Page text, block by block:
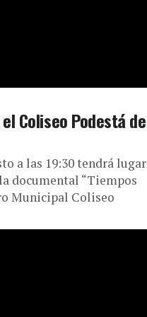
Coliseo Podestá de
a las 19:30 tendrá lugar
documental “Tiempos
Municipal Coliseo